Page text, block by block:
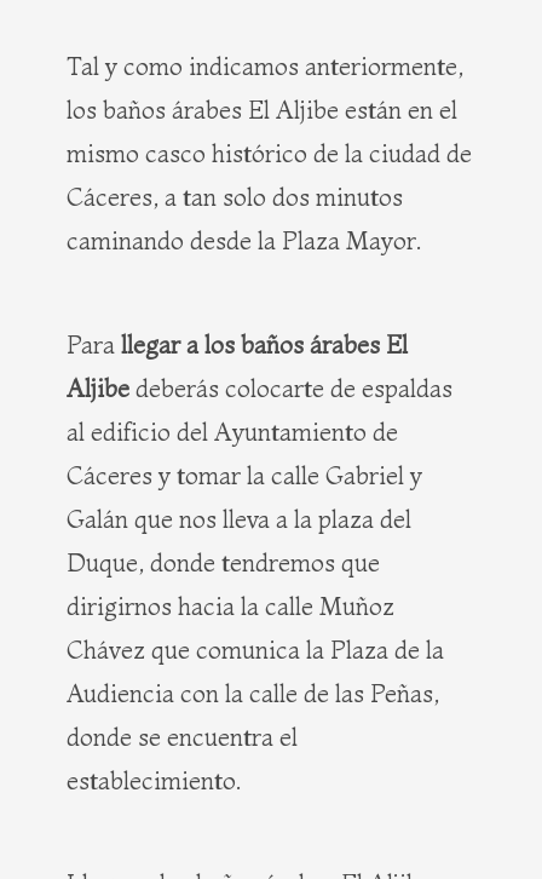
Tal y como indicamos anteriormente,
los baños árabes El Aljibe están en el
mismo casco histórico de la ciudad de
Cáceres, a tan solo dos minutos
caminando desde la Plaza Mayor.
Para llegar a los baños árabes El
Aljibe deberás colocarte de espaldas
al edificio del Ayuntamiento de
Cáceres y tomar la calle Gabriel y
Galán que nos lleva a la plaza del
Duque, donde tendremos que
dirigirnos hacia la calle Muñoz
Chávez que comunica la Plaza de la
Audiencia con la calle de las Peñas,
donde se encuentra el
establecimiento.